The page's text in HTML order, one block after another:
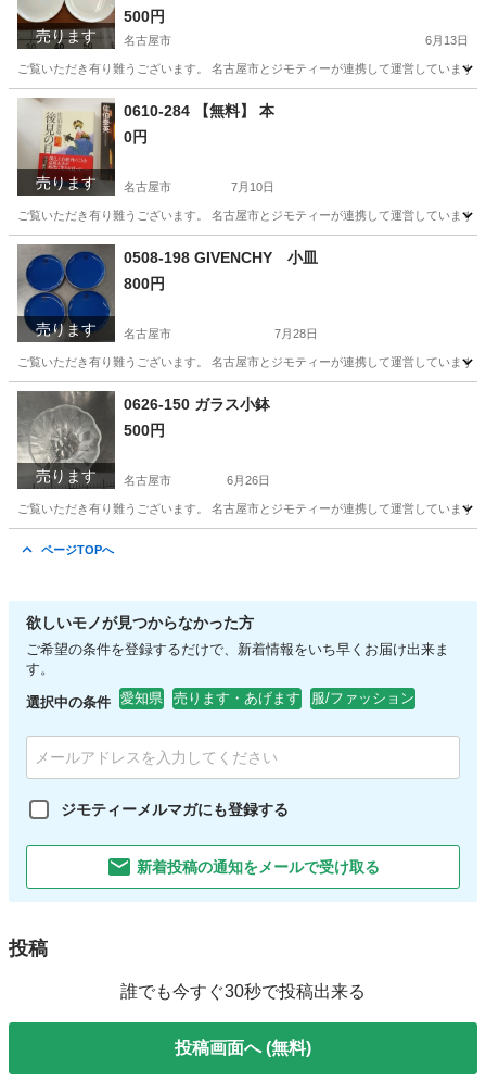
売ります
500円
名古屋市 6月13日
ご覧いただき有り難うございます。 名古屋市とジモティーが連携して運営してい
愛知 名古屋市 リユース
売ります
0610-284 【無料】 本
0円
名古屋市 7月10日
ご覧いただき有り難うございます。 名古屋市とジモティーが連携して運営してい
愛知 名古屋市
売ります
0508-198 GIVENCHY 小皿
800円
名古屋市 7月28日
ご覧いただき有り難うございます。 名古屋市とジモティーが連携して運営してい
愛知 名古屋市 リユース
売ります
0626-150 ガラス小鉢
500円
名古屋市 6月26日
ご覧いただき有り難うございます。 名古屋市とジモティーが連携して運営してい
ページTOPへ
欲しいモノが見つからなかった方
ご希望の条件を登録するだけで、新着情報をいち早くお届け出来ま
す。
選択中の条件 愛知県 売ります・あげます 服/ファッション
ジモティーメルマガにも登録する
新着投稿の通知をメールで受け取る
投稿
誰でも今すぐ30秒で投稿出来る
投稿画面へ (無料)